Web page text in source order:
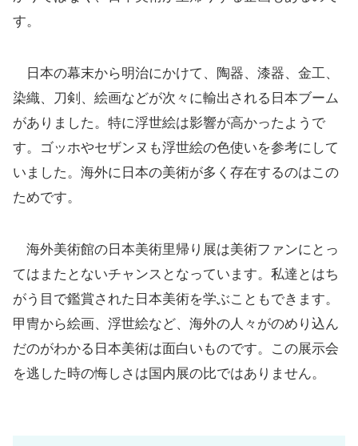
す。
日本の幕末から明治にかけて、陶器、漆器、金工、
染織、刀剣、絵画などが次々に輸出される日本ブーム
がありました。特に浮世絵は影響が高かったようで
す。ゴッホやセザンヌも浮世絵の色使いを参考にして
いました。海外に日本の美術が多く存在するのはこの
ためです。
海外美術館の日本美術里帰り展は美術ファンにとっ
てはまたとないチャンスとなっています。私達とはち
がう目で鑑賞された日本美術を学ぶこともできます。
甲冑から絵画、浮世絵など、海外の人々がのめり込ん
だのがわかる日本美術は面白いものです。この展示会
を逃した時の悔しさは国内展の比ではありません。